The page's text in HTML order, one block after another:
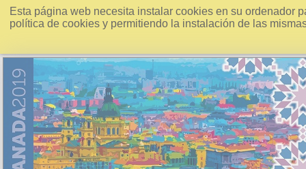
Esta página web necesita instalar cookies en su ordenador
política de cookies y permitiendo la instalación de las